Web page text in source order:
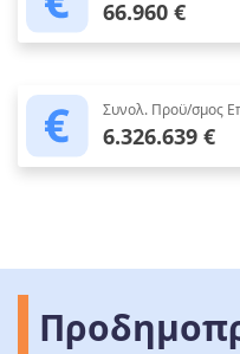
66.960 €
Συνολ. Προϋ/σμος
6.326.639 €